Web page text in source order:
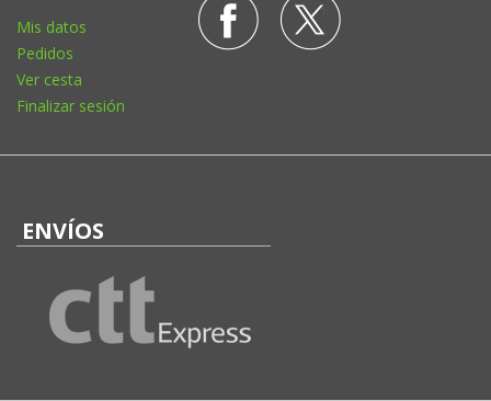
Mis datos
Pedidos
Ver cesta
Finalizar sesión
ENVÍOS